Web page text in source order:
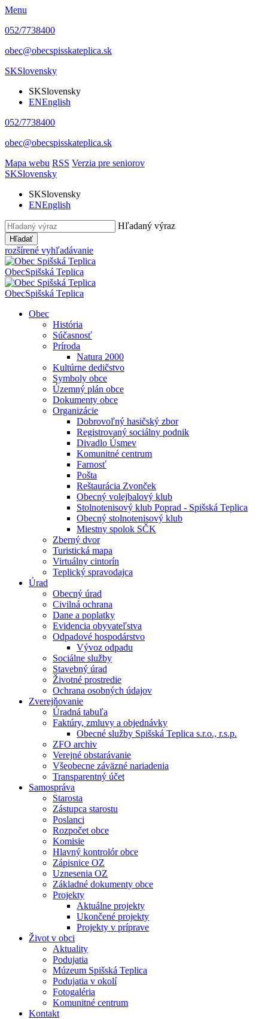
Menu
052/7738400
obec@obecspisskateplica.sk
SKSlovensky
SKSlovensky
ENEnglish
052/7738400
obec@obecspisskateplica.sk
Mapa webu RSS Verzia pre seniorov
SKSlovensky
SKSlovensky
ENEnglish
Hľadaný výraz
Hľadať
rozšírené vyhľadávanie
ObecSpišská Teplica
ObecSpišská Teplica
Obec
História
Súčasnosť
Príroda
Natura 2000
Kultúrne dedičstvo
Symboly obce
Územný plán obce
Dokumenty obce
Organizácie
Dobrovoľný hasičský zbor
Registrovaný sociálny podnik
Divadlo Úsmev
Komunitné centrum
Farnosť
Pošta
Reštaurácia Zvonček
Obecný volejbalový klub
Stolnotenisový klub Poprad - Spišská Teplica
Obecný stolnotenisový klub
Miestny spolok SČK
Zberný dvor
Turistická mapa
Virtuálny cintorín
Teplický spravodajca
Úrad
Obecný úrad
Civilná ochrana
Dane a poplatky
Evidencia obyvateľstva
Odpadové hospodárstvo
Vývoz odpadu
Sociálne služby
Stavebný úrad
Životné prostredie
Ochrana osobných údajov
Zverejňovanie
Úradná tabuľa
Faktúry, zmluvy a objednávky
Obecné služby Spišská Teplica s.r.o., r.s.p.
ZFO archiv
Verejné obstarávanie
Všeobecne záväzné nariadenia
Transparentný účet
Samospráva
Starosta
Zástupca starostu
Poslanci
Rozpočet obce
Komisie
Hlavný kontrolór obce
Zápisnice OZ
Uznesenia OZ
Základné dokumenty obce
Projekty
Aktuálne projekty
Ukončené projekty
Projekty v príprave
Život v obci
Aktuality
Podujatia
Múzeum Spišská Teplica
Podujatia v okolí
Fotogaléria
Komunitné centrum
Kontakt